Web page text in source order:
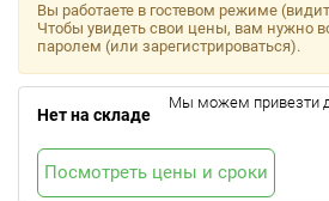
Вы работаете в гостевом режиме
Чтобы увидеть свои цены, вам нужно
паролем (или зарегистрироваться).
Нет на складе
Мы можем привезти
Посмотреть цены и сроки